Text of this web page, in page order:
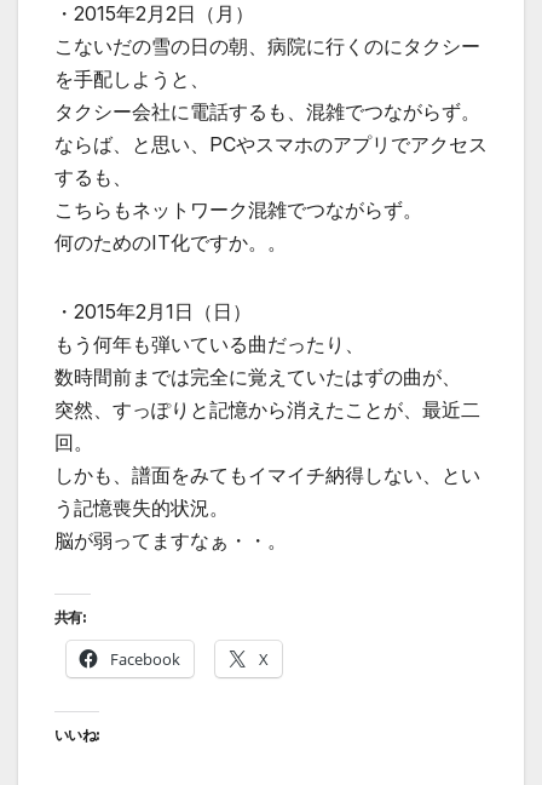
・2015年2月2日（月）
こないだの雪の日の朝、病院に行くのにタクシー
を手配しようと、
タクシー会社に電話するも、混雑でつながらず。
ならば、と思い、PCやスマホのアプリでアクセス
するも、
こちらもネットワーク混雑でつながらず。
何のためのIT化ですか。。
・2015年2月1日（日）
もう何年も弾いている曲だったり、
数時間前までは完全に覚えていたはずの曲が、
突然、すっぽりと記憶から消えたことが、最近二
回。
しかも、譜面をみてもイマイチ納得しない、とい
う記憶喪失的状況。
脳が弱ってますなぁ・・。
共有:
Facebook X
いいね: